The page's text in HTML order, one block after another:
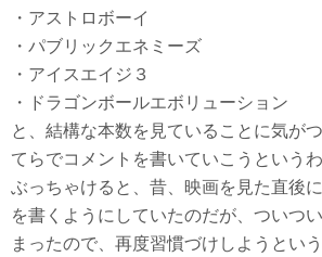
・アストロボーイ
・パブリックエネミーズ
・アイスエイジ３
・ドラゴンボールエボリューション
と、結構な本数を見ていることに気が
てらでコメントを書いていこうというわ
ぶっちゃけると、昔、映画を見た直後
を書くようにしていたのだが、ついつ
まったので、再度習慣づけしようという